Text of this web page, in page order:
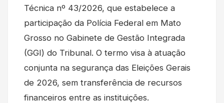
Técnica nº 43/2026, que estabelece a
participação da Polícia Federal em Mato
Grosso no Gabinete de Gestão Integrada
(GGI) do Tribunal. O termo visa à atuação
conjunta na segurança das Eleições Gerais
de 2026, sem transferência de recursos
financeiros entre as instituições.